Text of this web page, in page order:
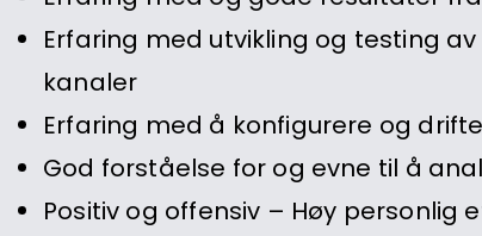
Erfaring med utvikling og testing
kanaler
Erfaring med å konfigurere og
God forståelse for og evne til å
Positiv og offensiv – Høy